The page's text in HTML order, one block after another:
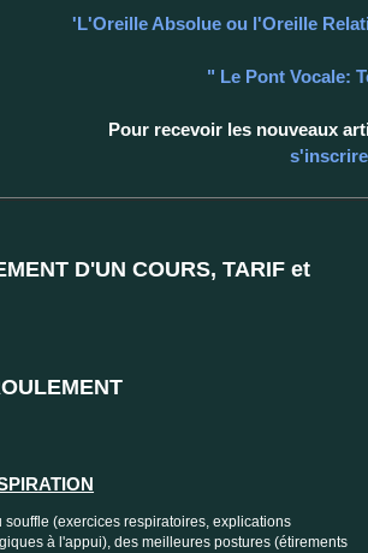
'L'Oreille Absolue ou l'Oreille
" Le Pont Vocale:
Pour recevoir les nouveaux
D'UN COURS, TARIF et
souffle (exercices respiratoires, explications
à l'appui), des meilleures postures (étirements